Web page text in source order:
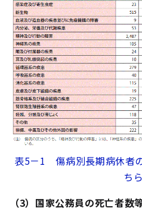
表5－1 傷病別長期病休者
ちら
（3）国家公務員の死亡者数